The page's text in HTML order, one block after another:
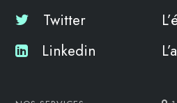
Twitter
Linkedin